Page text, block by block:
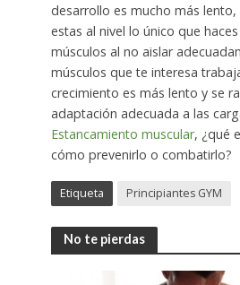
desarrollo es mucho más
estas al nivel lo único que
músculos al no aislar
músculos que te interesa
crecimiento es más lento y se
adaptación adecuada a las
Estancamiento muscular, ¿qué
cómo prevenirlo o combatirlo?
Etiqueta Principiantes GYM
No te pierdas